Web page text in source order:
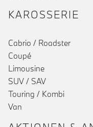
KAROSSERIE
Cabrio / Roadster
Coupé
Limousine
SUV / SAV
Touring / Kombi
Van